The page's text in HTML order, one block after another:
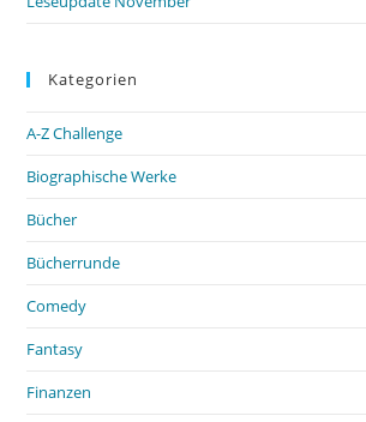
Kategorien
A-Z Challenge
Biographische Werke
Bücher
Bücherrunde
Comedy
Fantasy
Finanzen